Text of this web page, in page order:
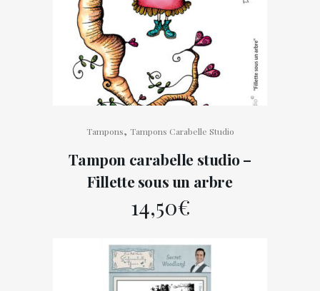
Tampons, Tampons Carabelle Studio
Tampon carabelle studio –
Fillette sous un arbre
14,50€